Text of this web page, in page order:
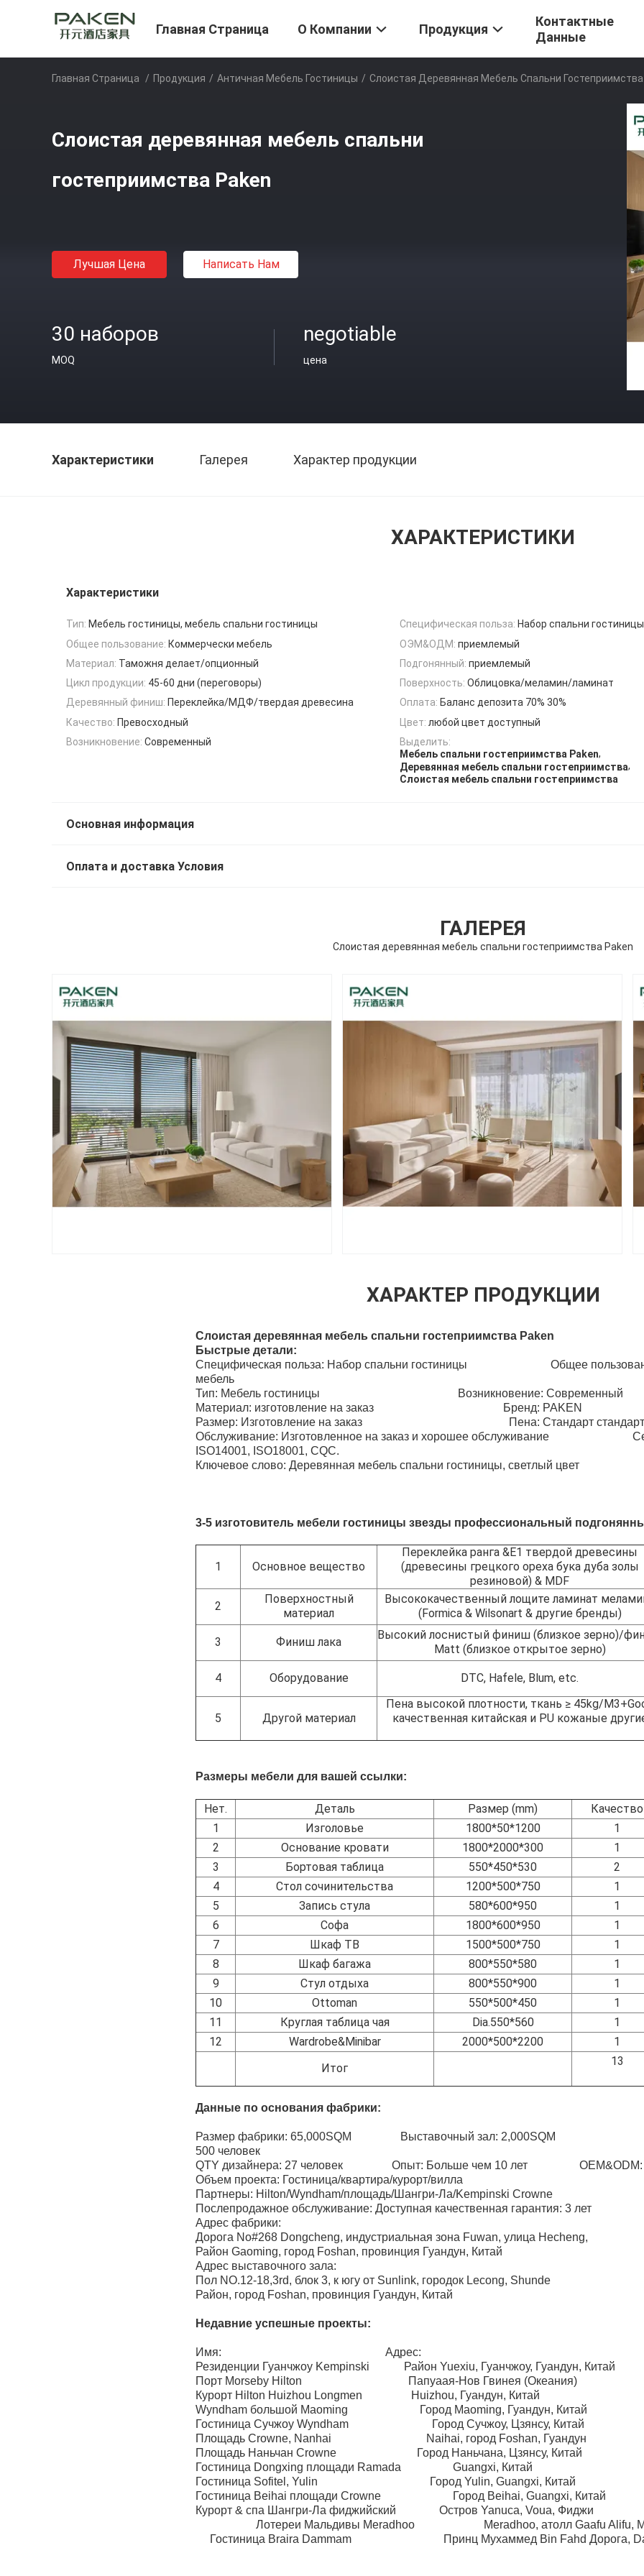
Главная Страница О Компании Продукция
Контактные
Данные
Главная Страница / Продукция / Античная Мебель Гостиницы / Слоистая Деревянная Мебель Спальни Гостеприимства
Слоистая деревянная мебель спальни
гостеприимства Paken
Лучшая Цена Написать Нам
30 наборов
MOQ
negotiable
цена
Характеристики Галерея Характер продукции
ХАРАКТЕРИСТИКИ
Характеристики
Тип: Мебель гостиницы, мебель спальни гостиницы Специфическая польза: Набор спальни гостиницы
Общее пользование: Коммерчески мебель ОЭМ&ОДМ: приемлемый
Материал: Таможня делает/опционный Подгонянный: приемлемый
Цикл продукции: 45-60 дни (переговоры) Поверхность: Облицовка/меламин/ламинат
Деревянный финиш: Переклейка/МДФ/твердая древесина Оплата: Баланс депозита 70% 30%
Качество: Превосходный Цвет: любой цвет доступный
Возникновение: Современный
Выделить:
Мебель спальни гостеприимства Paken,
Деревянная мебель спальни гостеприимства,
Слоистая мебель спальни гостеприимства
Основная информация
Оплата и доставка Условия
ГАЛЕРЕЯ
Слоистая деревянная мебель спальни гостеприимства Paken
ХАРАКТЕР ПРОДУКЦИИ
Слоистая деревянная мебель спальни гостеприимства Paken
Быстрые детали:
Специфическая польза: Набор спальни гостиницы Общее
мебель
Тип: Мебель гостиницы Возникновение: Современный
Материал: изготовление на заказ Бренд: PAKEN
Размер: Изготовление на заказ Пена: Стандарт
Обслуживание: Изготовленное на заказ и хорошее обслуживание
ISO14001, ISO18001, CQC.
Ключевое слово: Деревянная мебель спальни гостиницы, светлый цвет
3-5 изготовитель мебели гостиницы звезды профессиональный
1 Основное вещество
Переклейка ранга &E1 твердой древесины
(древесины грецкого ореха бука дуба золы
резиновой) & MDF
2
Поверхностный
материал
Высококачественный лощите ламинат
(Formica & Wilsonart & другие бренды)
3 Финиш лака
Высокий лоснистый финиш (близкое зерно)/
Matt (близкое открытое зерно)
4 Оборудование DTC, Hafele, Blum, etc.
5 Другой материал
Пена высокой плотности, ткань ≥ 45kg/
качественная китайская и PU кожаные
Размеры мебели для вашей ссылки:
Нет. Деталь Размер (mm)
Качество
1
Изголовье 1800*50*1200
1
2
Основание кровати 1800*2000*300
1
3
Бортовая таблица 550*450*530
2
4
Стол сочинительства 1200*500*750
1
5
Запись стула 580*600*950
1
6
Софа 1800*600*950
1
7
Шкаф ТВ 1500*500*750
1
8
Шкаф багажа 800*550*580
1
9
Стул отдыха 800*550*900
1
10
Ottoman 550*500*450
1
11
Круглая таблица чая Dia.550*560
1
12
Wardrobe&Minibar 2000*500*2200
1
Итог
13
Данные по основания фабрики:
Размер фабрики: 65,000SQM Выставочный зал: 2,000SQM
500 человек
QTY дизайнера: 27 человек Опыт: Больше чем 10 лет OEM&ODM:
Объем проекта: Гостиница/квартира/курорт/вилла
Партнеры: Hilton/Wyndham/площадь/Шангри-Ла/Kempinski Crowne
Послепродажное обслуживание: Доступная качественная гарантия: 3 лет
Адрес фабрики:
Дорога No#268 Dongcheng, индустриальная зона Fuwan, улица Hecheng,
Район Gaoming, город Foshan, провинция Гуандун, Китай
Адрес выставочного зала:
Пол NO.12-18,3rd, блок 3, к югу от Sunlink, городок Lecong, Shunde
Район, город Foshan, провинция Гуандун, Китай
Недавние успешные проекты:
Имя: Адрес:
Резиденции Гуанчжоу Kempinski Район Yuexiu, Гуанчжоу, Гуандун, Китай
Порт Morseby Hilton Папуаая-Нов Гвинея (Океания)
Курорт Hilton Huizhou Longmen Huizhou, Гуандун, Китай
Wyndham большой Maoming Город Maoming, Гуандун, Китай
Гостиница Сучжоу Wyndham Город Сучжоу, Цзянсу, Китай
Площадь Crowne, Nanhai Naihai, город Foshan, Гуандун
Площадь Наньчан Crowne Город Наньчана, Цзянсу, Китай
Гостиница Dongxing площади Ramada Guangxi, Китай
Гостиница Sofitel, Yulin Город Yulin, Guangxi, Китай
Гостиница Beihai площади Crowne Город Beihai, Guangxi, Китай
Курорт & спа Шангри-Ла фиджийский Остров Yanuca, Voua, Фиджи
Лотереи Мальдивы Meradhoo Meradhoo, атолл Gaafu Alifu,
Гостиница Braira Dammam Принц Мухаммед Bin Fahd Дорога,